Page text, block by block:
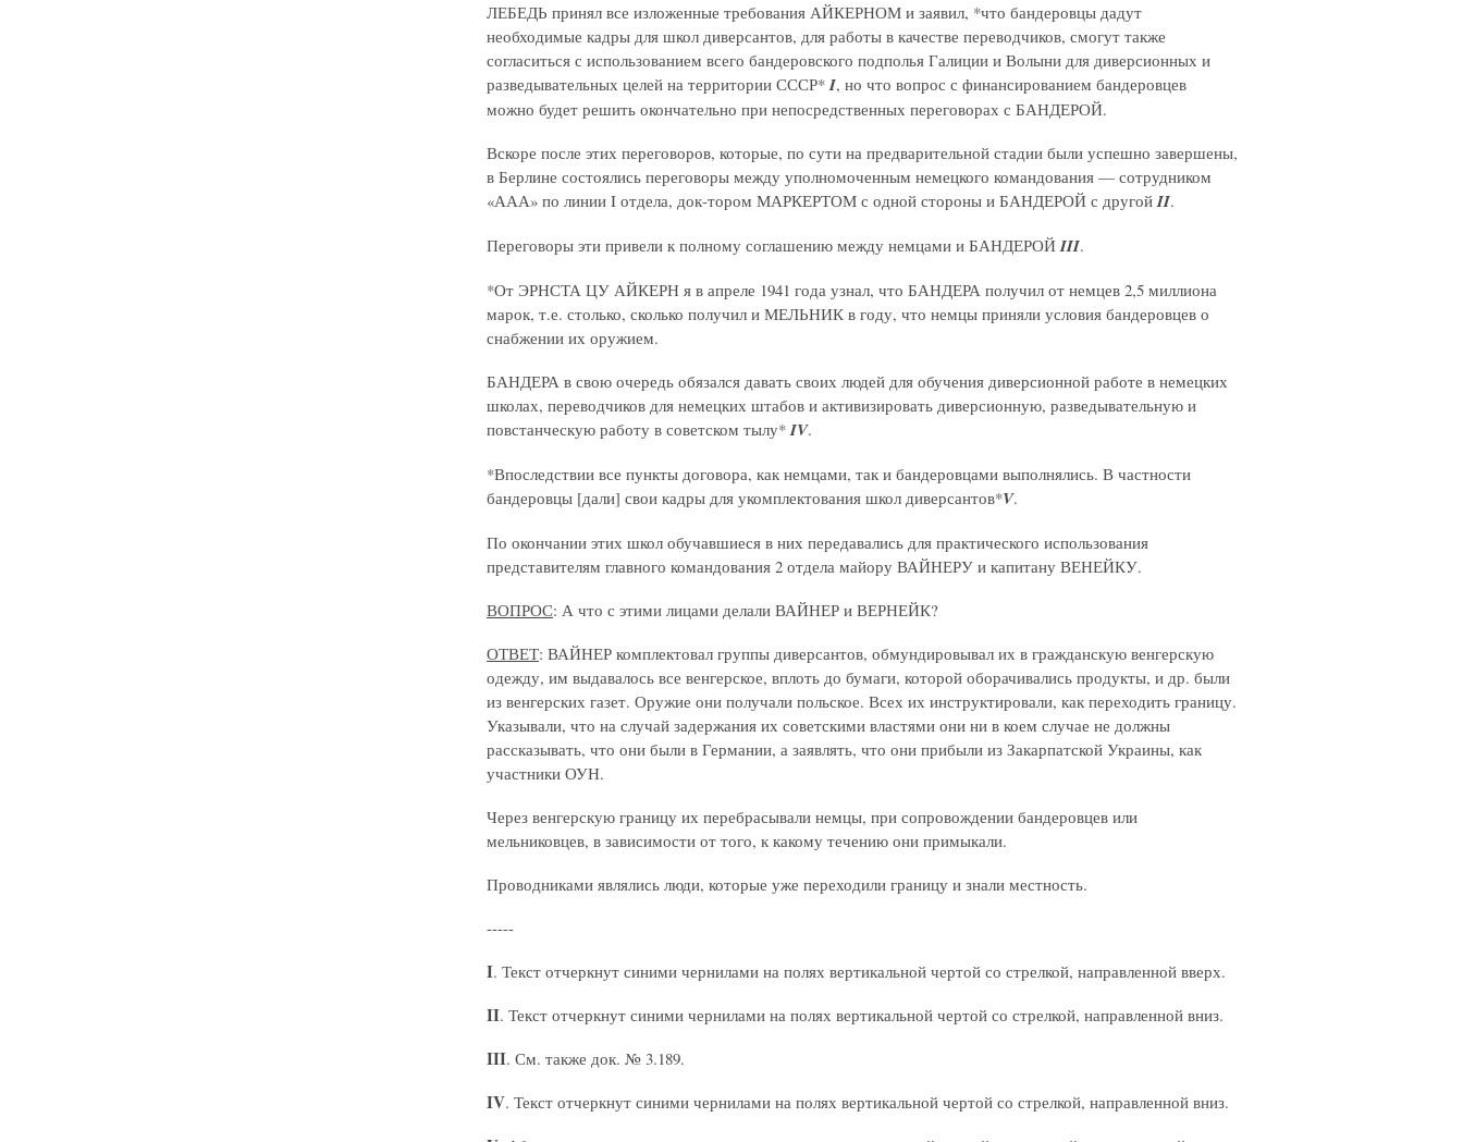
ЛЕБЕДЬ принял все изложенные требования АЙКЕРНОМ и заявил, *что бандеровцы дадут
необходимые кадры для школ диверсантов, для работы в качестве переводчиков, смогут также
согласиться с использованием всего бандеровского подполья Галиции и Волыни для диверсионных и
разведывательных целей на территории СССР*I, но что вопрос с финансированием бандеровцев
можно будет решить окончательно при непосредственных переговорах с БАНДЕРОЙ.
Вскоре после этих переговоров, которые, по сути на предварительной стадии были успешно завершены,
в Берлине состоялись переговоры между уполномоченным немецкого командования — сотрудником
«ААА» по линии I отдела, док-тором МАРКЕРТОМ с одной стороны и БАНДЕРОЙ с другойII.
Переговоры эти привели к полному соглашению между немцами и БАНДЕРОЙIII.
*От ЭРНСТА ЦУ АЙКЕРН я в апреле 1941 года узнал, что БАНДЕРА получил от немцев 2,5 миллиона
марок, т.е. столько, сколько получил и МЕЛЬНИК в году, что немцы приняли условия бандеровцев о
снабжении их оружием.
БАНДЕРА в свою очередь обязался давать своих людей для обучения диверсионной работе в немецких
школах, переводчиков для немецких штабов и активизировать диверсионную, разведывательную и
повстанческую работу в советском тылу*IV.
*Впоследствии все пункты договора, как немцами, так и бандеровцами выполнялись. В частности
бандеровцы [дали] свои кадры для укомплектования школ диверсантов*V.
По окончании этих школ обучавшиеся в них передавались для практического использования
представителям главного командования 2 отдела майору ВАЙНЕРУ и капитану ВЕНЕЙКУ.
ВОПРОС: А что с этими лицами делали ВАЙНЕР и ВЕРНЕЙК?
ОТВЕТ: ВАЙНЕР комплектовал группы диверсантов, обмундировывал их в гражданскую венгерскую
одежду, им выдавалось все венгерское, вплоть до бумаги, которой оборачивались продукты, и др. были
из венгерских газет. Оружие они получали польское. Всех их инструктировали, как переходить границу.
Указывали, что на случай задержания их советскими властями они ни в коем случае не должны
рассказывать, что они были в Германии, а заявлять, что они прибыли из Закарпатской Украины, как
участники ОУН.
Через венгерскую границу их перебрасывали немцы, при сопровождении бандеровцев или
мельниковцев, в зависимости от того, к какому течению они примыкали.
Проводниками являлись люди, которые уже переходили границу и знали местность.
-----
I. Текст отчеркнут синими чернилами на полях вертикальной чертой со стрелкой, направленной вверх.
II. Текст отчеркнут синими чернилами на полях вертикальной чертой со стрелкой, направленной вниз.
III. См. также док. № 3.189.
IV. Текст отчеркнут синими чернилами на полях вертикальной чертой со стрелкой, направленной вниз.